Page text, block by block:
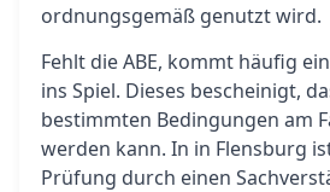
ordnungsgemäß genutzt wird.
Fehlt die ABE, kommt häufig
ins Spiel. Dieses bescheinigt,
bestimmten Bedingungen am
werden kann. In in Flensburg
Prüfung durch einen